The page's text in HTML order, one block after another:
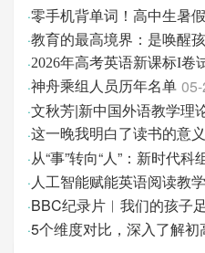
·
·
·2026年高考英语新课标I卷
·神舟乘组人员历年名单
·文秋芳|新中国外语教学理
·这一晚我明白了读书的意义
·从“事”转向“人”：新时代
·人工智能赋能英语阅读教
·
·5个维度对比，深入了解初